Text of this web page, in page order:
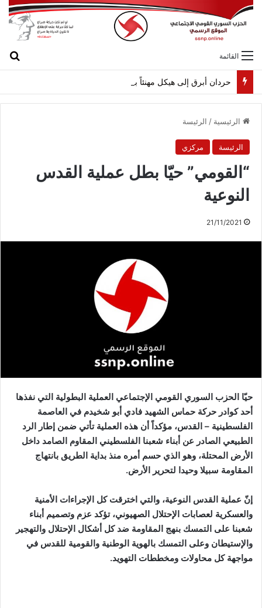
القائمة
حردان أبرق إلى هيكل مهنئاً بمناسبة عيد الجيش
الرئيسية / الرئيسة
الرئيسة مركزي
“القومي” حيّا بطل عملية القدس
النوعية
21/11/2021
حيّا الحزب السوري القومي الإجتماعي العملية البطولية التي نفذها
أحد كوادر حركة حماس الشهيد فادي أبو شخيدم في العاصمة
الفلسطينية – القدس، مؤكداً أن هذه العملية تأتي ضمن إطار الرد
الطبيعي الصادر عن أبناء شعبنا الفلسطيني المقاوم الصامد داخل
الأرض المحتلة، وهو الذي حسم أمره منذ بداية الطريق بانتهاج
المقاومة سبيلا وحيدا لتحرير الأرض.
إنّ عملية القدس النوعية، والتي اخترقت كل الإجراءات الأمنية
والعسكرية لعصابات الإحتلال الصهيوني، تؤكد عزم وتصميم أبناء
شعبنا على التمسك بنهج المقاومة ضد كل أشكال الإحتلال والتهجير
والإستيطان وعلى التمسك بالهوية الوطنية والقومية للقدس في
مواجهة كل محاولات ومخططات التهويد.